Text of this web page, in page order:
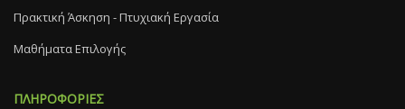
Πρακτική Άσκηση - Πτυχιακή Εργασία
Μαθήματα Επιλογής
ΠΛΗΡΟΦΟΡΙΕΣ